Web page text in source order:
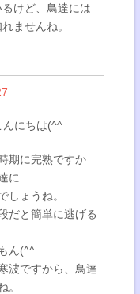
けど、鳥達には
ませんね。
んにちは(^^
期に完熟ですか
に
しょうね。
だと簡単に逃げる
ん(^^
波ですから、鳥達
。